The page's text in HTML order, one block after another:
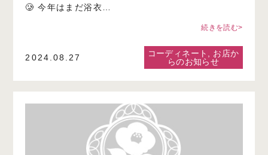
🥲 今年はまだ浴衣…
続きを読む>
2024.08.27 コーディネート , お店か
らのお知らせ